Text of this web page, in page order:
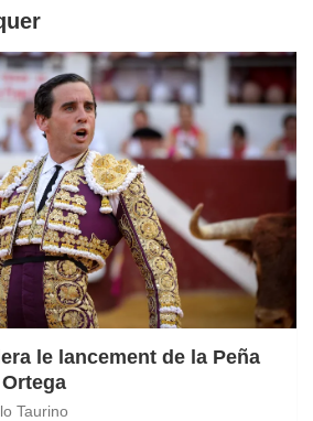
le lancement de la Peña
Taurino